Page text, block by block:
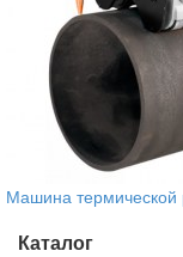
Машина термической
Каталог